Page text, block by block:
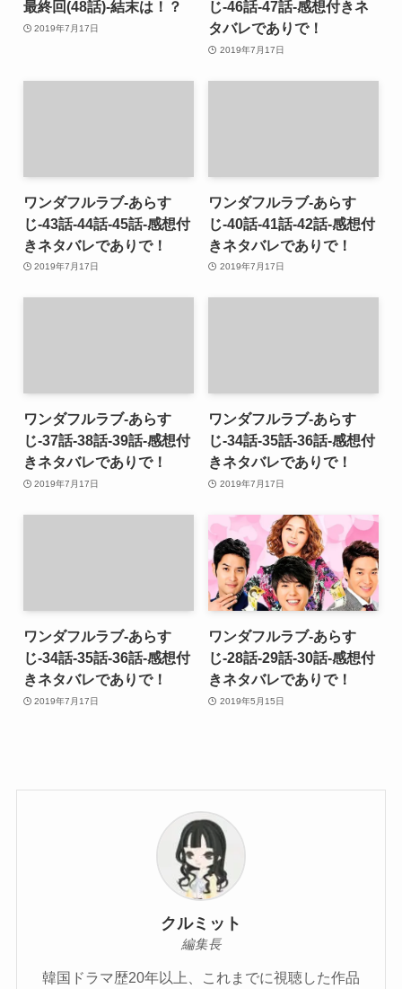
最終回(48話)-結末は！？
2019年7月17日
じ-46話-47話-感想付きネ
タバレでありで！
2019年7月17日
ワンダフルラブ-あらす
じ-43話-44話-45話-感想付
きネタバレでありで！
2019年7月17日
ワンダフルラブ-あらす
じ-40話-41話-42話-感想付
きネタバレでありで！
2019年7月17日
ワンダフルラブ-あらす
じ-37話-38話-39話-感想付
きネタバレでありで！
2019年7月17日
ワンダフルラブ-あらす
じ-34話-35話-36話-感想付
きネタバレでありで！
2019年7月17日
ワンダフルラブ-あらす
じ-34話-35話-36話-感想付
きネタバレでありで！
2019年7月17日
ワンダフルラブ-あらす
じ-28話-29話-30話-感想付
きネタバレでありで！
2019年5月15日
クルミット
編集長
韓国ドラマ歴20年以上、これまでに視聴した作品